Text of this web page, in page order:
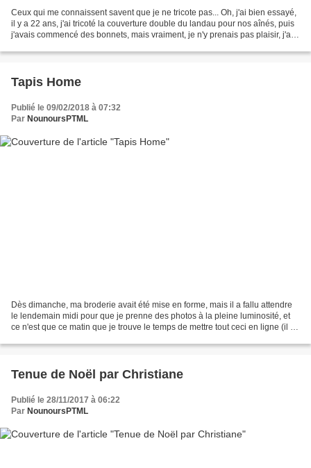
Ceux qui me connaissent savent que je ne tricote pas... Oh, j'ai bien essayé,
il y a 22 ans, j'ai tricoté la couverture double du landau pour nos aînés, puis
j'avais commencé des bonnets, mais vraiment, je n'y prenais pas plaisir, j'ai
Tapis Home
Publié le 09/02/2018 à 07:32
Par NounoursPTML
Dès dimanche, ma broderie avait été mise en forme, mais il a fallu attendre
le lendemain midi pour que je prenne des photos à la pleine luminosité, et
ce n'est que ce matin que je trouve le temps de mettre tout ceci en ligne (il y
Tenue de Noël par Christiane
Publié le 28/11/2017 à 06:22
Par NounoursPTML